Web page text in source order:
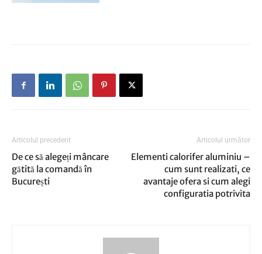
Articolul precedent
De ce să alegeți mâncare
gătită la comandă în
București
Articolul următor
Elementi calorifer aluminiu –
cum sunt realizati, ce
avantaje ofera si cum alegi
configuratia potrivita